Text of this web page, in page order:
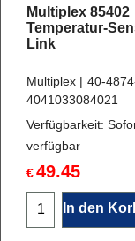
Multiplex 85402
Temperatur-
Link
€49.45
Multiplex
40-
4041033084021
Verfügbarkeit:
verfügbar
In den